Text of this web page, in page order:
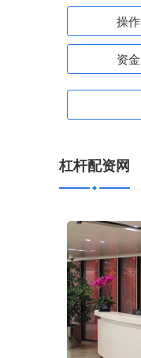
操作
资金
杠杆配资网